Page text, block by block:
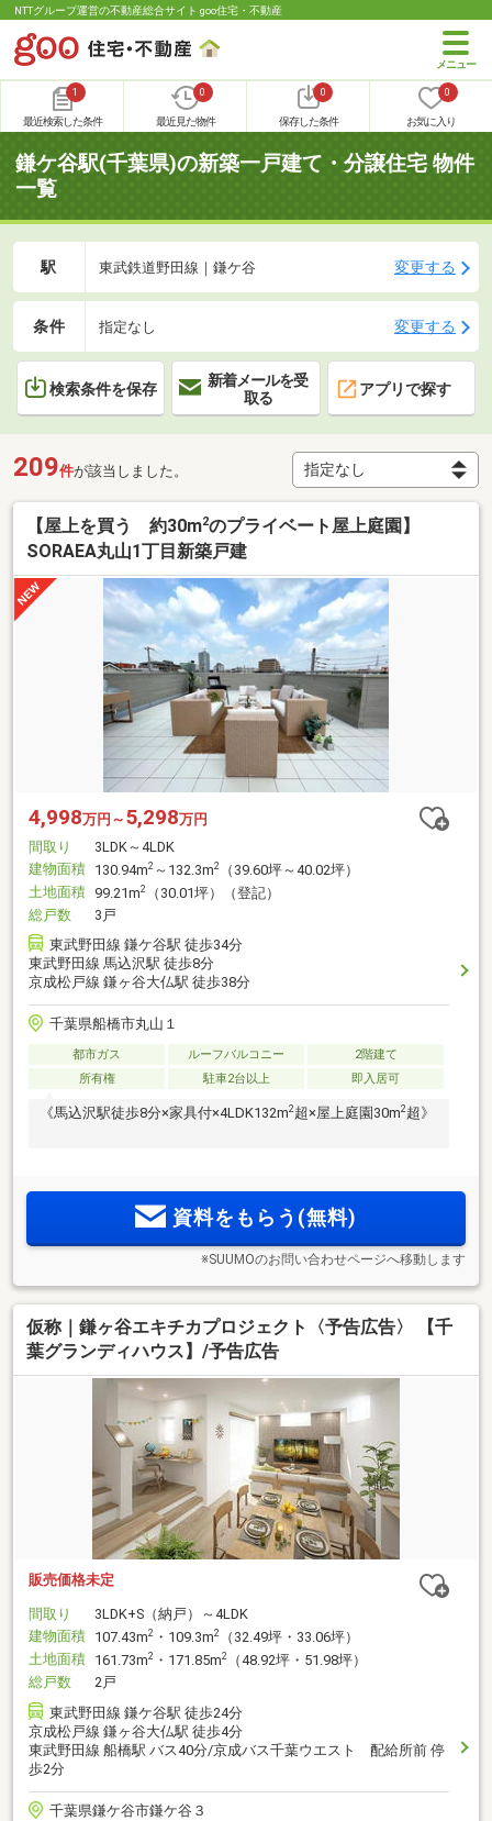
NTTグループ運営の不動産総合サイト goo住宅・不動産
1
最近検索した条件
0
最近見た物件
0
保存した条件
0
お気に入り
鎌ケ谷駅(千葉県)の新築一戸建て・分譲住宅 物件
一覧
駅 東武鉄道野田線｜鎌ケ谷 変更する
条件 指定なし 変更する
検索条件を保存
新着メールを受
取る
アプリで探す
209件が該当しました。
【屋上を買う 約30m2のプライベート屋上庭園】
SORAEA丸山1丁目新築戸建
4,998万円～ 5,298万円
間取り
3LDK～4LDK
建物面積 130.94m2 ～132.3m2
（39.60坪～40.02坪）
土地面積 99.21m2
（30.01坪）（登記）
総戸数
3戸
東武野田線 鎌ケ谷駅 徒歩34分
東武野田線 馬込沢駅 徒歩8分
京成松戸線 鎌ヶ谷大仏駅 徒歩38分
千葉県船橋市丸山１
都市ガス ルーフバルコニー
2階建て
所有権
駐車2台以上 即入居可
《馬込沢駅徒歩8分×家具付×4LDK132m2超×屋上庭園30m2超》
資料をもらう(無料)
※SUUMOのお問い合わせページへ移動します
仮称｜鎌ヶ谷エキチカプロジェクト〈予告広告〉 【千
葉グランディハウス】/予告広告
販売価格未定
間取り
3LDK+S（納戸）～4LDK
建物面積 107.43m2 ・109.3m2
（32.49坪・33.06坪）
土地面積 161.73m2 ・171.85m2
（48.92坪・51.98坪）
総戸数
2戸
東武野田線 鎌ケ谷駅 徒歩24分
京成松戸線 鎌ヶ谷大仏駅 徒歩4分
東武野田線 船橋駅 バス40分/京成バス千葉ウエスト 配給所前 停
歩2分
千葉県鎌ケ谷市鎌ケ谷３